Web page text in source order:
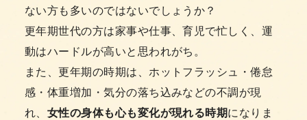
ない方も多いのではないでしょうか？
更年期世代の方は家事や仕事、育児で忙しく、運
動はハードルが高いと思われがち。
また、更年期の時期は、ホットフラッシュ・倦怠
感・体重増加・気分の落ち込みなどの不調が現
れ、 女性の身体も心も変化が現れる時期になりま